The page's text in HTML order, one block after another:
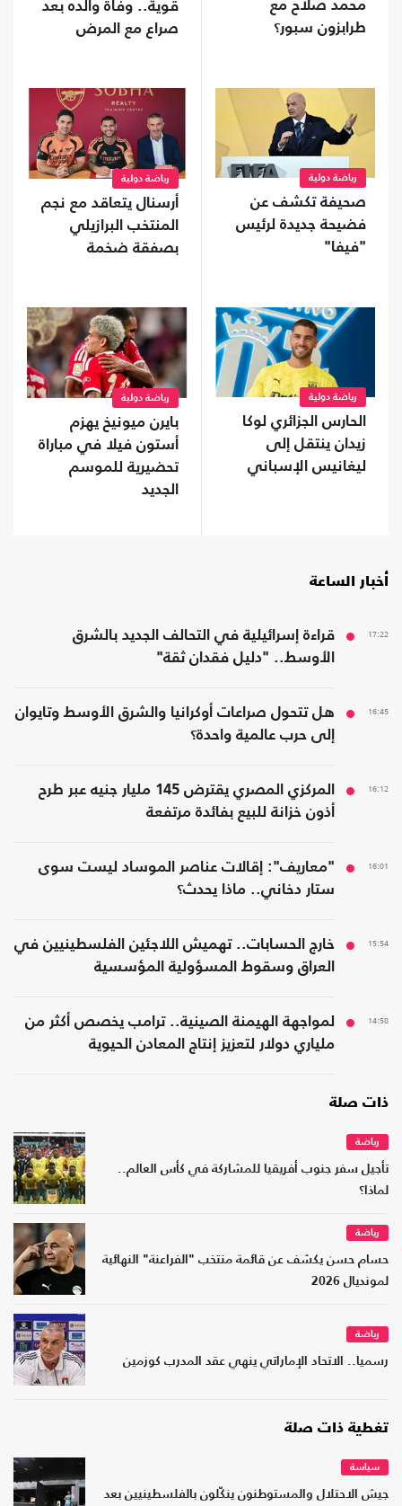
محمد صلاح مع
طرابزون سبور؟
قوية.. وفاة والده بعد
صراع مع المرض
رياضة دولية
صحيفة تكشف عن
فضيحة جديدة لرئيس
"فيفا"
رياضة دولية
أرسنال يتعاقد مع نجم
المنتخب البرازيلي
بصفقة ضخمة
رياضة دولية
الحارس الجزائري لوكا
زيدان ينتقل إلى
ليغانيس الإسباني
رياضة دولية
بايرن ميونيخ يهزم
أستون فيلا في مباراة
تحضيرية للموسم
الجديد
أخبار الساعة
17:22
قراءة إسرائيلية في التحالف الجديد بالشرق
الأوسط.. "دليل فقدان ثقة"
16:45
هل تتحول صراعات أوكرانيا والشرق الأوسط وتايوان
إلى حرب عالمية واحدة؟
16:12
المركزي المصري يقترض 145 مليار جنيه عبر طرح
أذون خزانة للبيع بفائدة مرتفعة
16:01
"معاريف": إقالات عناصر الموساد ليست سوى
ستار دخاني.. ماذا يحدث؟
15:54
خارج الحسابات.. تهميش اللاجئين الفلسطينيين في
العراق وسقوط المسؤولية المؤسسية
14:58
لمواجهة الهيمنة الصينية.. ترامب يخصص أكثر من
ملياري دولار لتعزيز إنتاج المعادن الحيوية
ذات صلة
رياضة
تأجيل سفر جنوب أفريقيا للمشاركة في كأس العالم..
لماذا؟
رياضة
حسام حسن يكشف عن قائمة منتخب "الفراعنة" النهائية
لمونديال 2026
رياضة
رسميا.. الاتحاد الإماراتي ينهي عقد المدرب كوزمين
تغطية ذات صلة
سياسة
جيش الاحتلال والمستوطنون ينكّلون بالفلسطينيين بعد